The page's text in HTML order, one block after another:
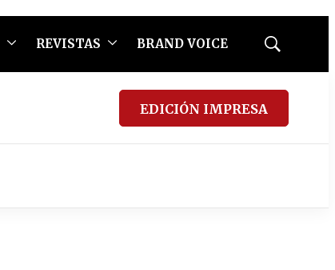
REVISTAS BRAND VOICE
Mostrar
EDICIÓN IMPRESA